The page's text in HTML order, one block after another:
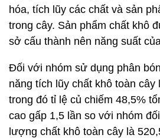
hóa, tích lũy các chất và sản
trong cây. Sản phẩm chất khô
sở cấu thành nên năng suất
Đối với nhóm sử dụng phân
năng tích lũy chất khô toàn cây
trong đó tỉ lệ củ chiếm 48,5%
cao gấp 1,5 lần so với nhóm
lượng chất khô toàn cây là